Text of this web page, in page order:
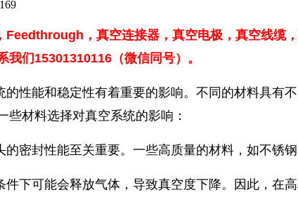
Feedthrough，真空连接器， 真空电极， 真空线缆
们15301310116（微信同号）。
性能和稳定性有着重要的影响。不同的材料具
材料选择对真空系统的影响：
密封性能至关重要。一些高质量的材料，如不锈
下可能会释放气体，导致真空度下降。因此，在